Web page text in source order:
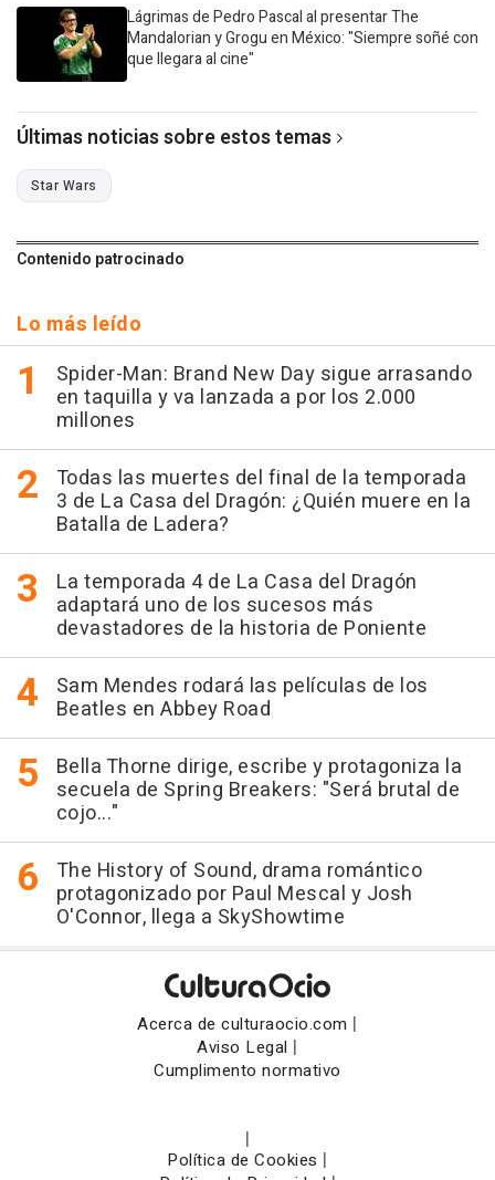
Lágrimas de Pedro Pascal al presentar The
Mandalorian y Grogu en México: "Siempre soñé con
que llegara al cine"
Últimas noticias sobre estos temas
Star Wars
Contenido patrocinado
Lo más leído
Spider-Man: Brand New Day sigue arrasando
en taquilla y va lanzada a por los 2.000
millones
Todas las muertes del final de la temporada
3 de La Casa del Dragón: ¿Quién muere en la
Batalla de Ladera?
La temporada 4 de La Casa del Dragón
adaptará uno de los sucesos más
devastadores de la historia de Poniente
Sam Mendes rodará las películas de los
Beatles en Abbey Road
Bella Thorne dirige, escribe y protagoniza la
secuela de Spring Breakers: "Será brutal de
cojo..."
The History of Sound, drama romántico
protagonizado por Paul Mescal y Josh
O'Connor, llega a SkyShowtime
Acerca de culturaocio.com |
Aviso Legal |
Cumplimento normativo
|
Política de Cookies |